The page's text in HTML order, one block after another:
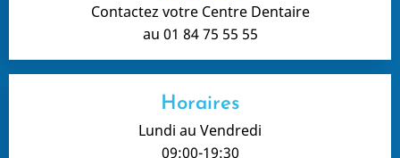
Contactez votre Centre Dentaire
au 01 84 75 55 55
Horaires
Lundi au Vendredi
09:00-19:30